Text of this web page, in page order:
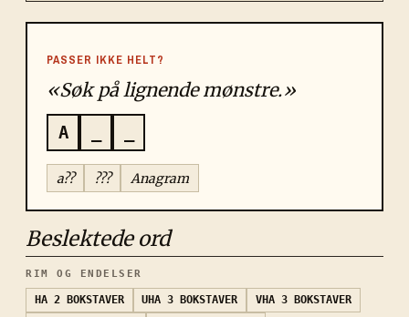
PASSER IKKE HELT?
«Søk på lignende mønstre.»
A
a?? ??? Anagram
Beslektede ord
RIM OG ENDELSER
HA 2 BOKSTAVER UHA 3 BOKSTAVER VHA 3 BOKSTAVER